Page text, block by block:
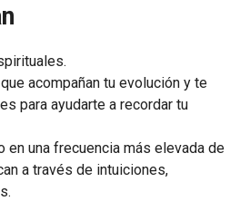
acompañan tu evolución y te
para ayudarte a recordar tu
en una frecuencia más elevada de
a través de intuiciones,